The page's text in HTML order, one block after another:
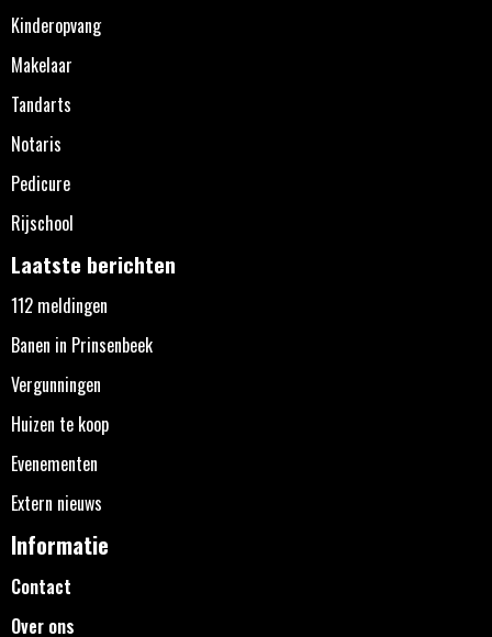
Kinderopvang
Makelaar
Tandarts
Notaris
Pedicure
Rijschool
Laatste berichten
112 meldingen
Banen in Prinsenbeek
Vergunningen
Huizen te koop
Evenementen
Extern nieuws
Informatie
Contact
Over ons